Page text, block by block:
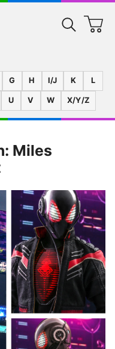
G H I/J K L
U V W X/Y/Z
Miles